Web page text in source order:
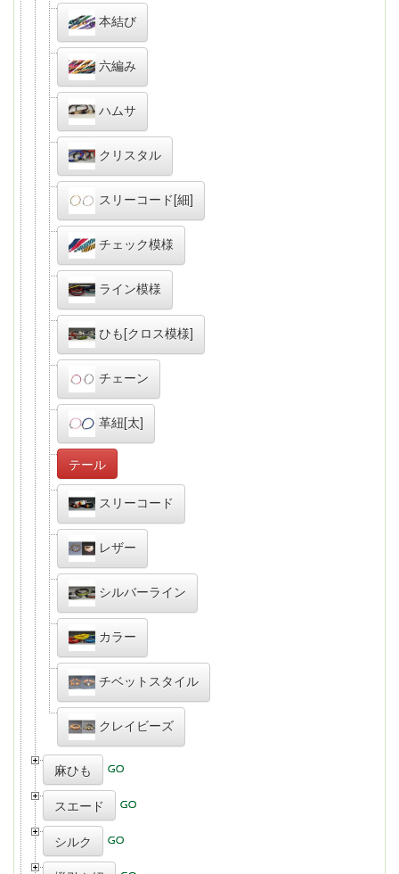
本結び
六編み
ハムサ
クリスタル
スリーコード[細]
チェック模様
ライン模様
ひも[クロス模様]
チェーン
革紐[太]
テール
スリーコード
レザー
シルバーライン
カラー
チベットスタイル
クレイビーズ
麻ひも
スエード
シルク